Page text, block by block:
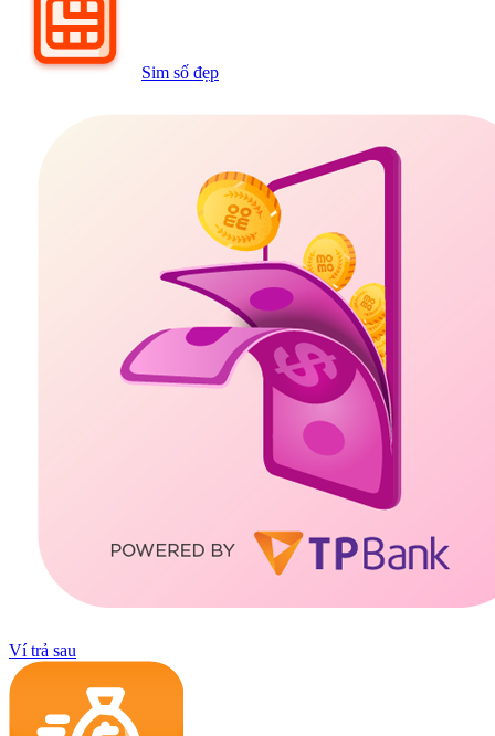
Sim số đẹp
Ví trả sau